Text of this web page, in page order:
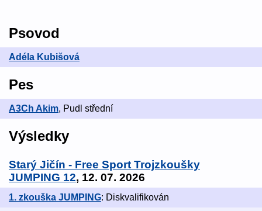
Psovod
Adéla Kubišová
Pes
A3Ch Akim, Pudl střední
Výsledky
Starý Jičín - Free Sport Trojzkoušky
JUMPING 12, 12. 07. 2026
1. zkouška JUMPING: Diskvalifikován